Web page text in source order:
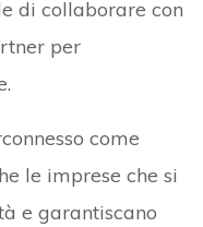
di collaborare con
per
come
le imprese che si
e garantiscano